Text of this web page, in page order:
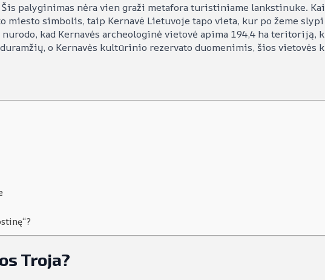
palyginimas nėra vien graži metafora turistiniame lankstinuke.
simbolis, taip Kernavė Lietuvoje tapo vieta, kur po žeme slypi
kad Kernavės archeologinė vietovė apima 194,4 ha teritoriją,
o Kernavės kultūrinio rezervato duomenimis, šios vietovės
Troja?